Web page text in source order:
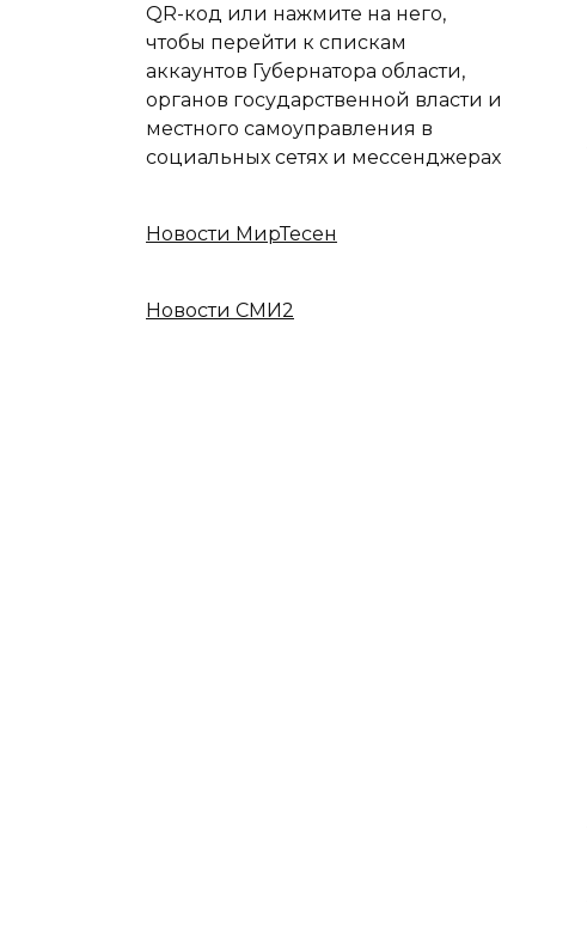
QR-код или нажмите на него,
чтобы перейти к спискам
аккаунтов Губернатора области,
органов государственной власти и
местного самоуправления в
социальных сетях и мессенджерах
Новости МирТесен
Новости СМИ2